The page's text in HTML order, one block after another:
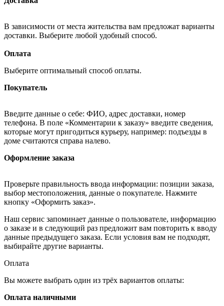
В зависимости от места жительства вам предложат варианты
доставки. Выберите любой удобный способ.
Оплата
Выберите оптимальный способ оплаты.
Покупатель
Введите данные о себе: ФИО, адрес доставки, номер
телефона. В поле «Комментарии к заказу» введите сведения,
которые могут пригодиться курьеру, например: подъезды в
доме считаются справа налево.
Оформление заказа
Проверьте правильность ввода информации: позиции заказа,
выбор местоположения, данные о покупателе. Нажмите
кнопку «Оформить заказ».
Наш сервис запоминает данные о пользователе, информацию
о заказе и в следующий раз предложит вам повторить к вводу
данные предыдущего заказа. Если условия вам не подходят,
выбирайте другие варианты.
Оплата
Вы можете выбрать один из трёх вариантов оплаты:
Оплата наличными